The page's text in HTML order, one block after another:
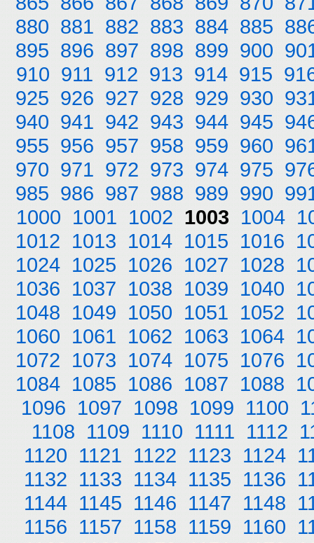
880 881 882 883 884 885
895 896 897 898 899 900
910 911 912 913 914 915
925 926 927 928 929 930
940 941 942 943 944 945
955 956 957 958 959 960
970 971 972 973 974 975
985 986 987 988 989 990
1000 1001 1002 1003 1004
1012 1013 1014 1015 1016
1024 1025 1026 1027 1028
1036 1037 1038 1039 1040
1048 1049 1050 1051 1052
1060 1061 1062 1063 1064
1072 1073 1074 1075 1076
1084 1085 1086 1087 1088
1096 1097 1098 1099 1100
1108 1109 1110 1111 1112
1120 1121 1122 1123 1124
1132 1133 1134 1135 1136
1144 1145 1146 1147 1148
1156 1157 1158 1159 1160